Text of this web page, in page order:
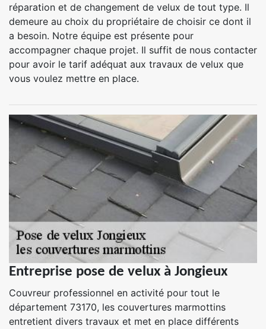
réparation et de changement de velux de tout type. Il
demeure au choix du propriétaire de choisir ce dont il
a besoin. Notre équipe est présente pour
accompagner chaque projet. Il suffit de nous contacter
pour avoir le tarif adéquat aux travaux de velux que
vous voulez mettre en place.
Entreprise pose de velux à Jongieux
Couvreur professionnel en activité pour tout le
département 73170, les couvertures marmottins
entretient divers travaux et met en place différents